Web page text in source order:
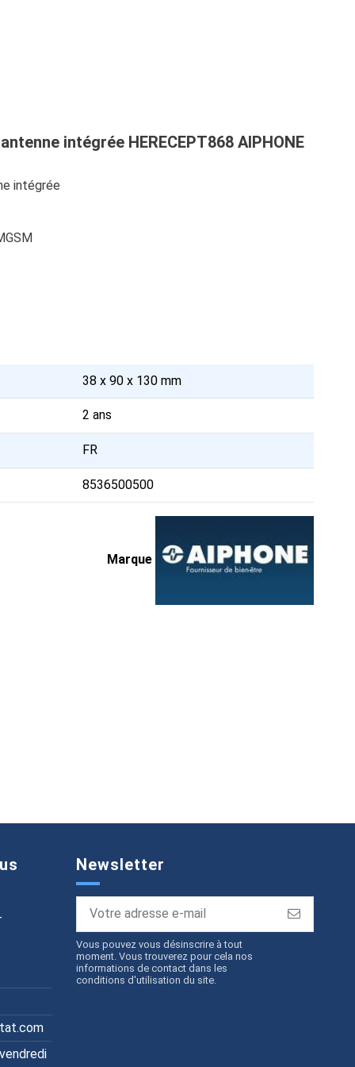
intégrée HERECEPT868 AIPHONE
intégrée
38 x 90 x 130 mm
2 ans
FR
8536500500
Marque
Newsletter
Vous pouvez vous désinscrire à tout
moment. Vous trouverez pour cela nos
informations de contact dans les
conditions d'utilisation du site.